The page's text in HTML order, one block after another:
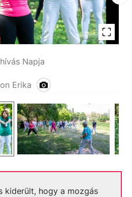
Napja
Erika
kiderült, hogy a mozgás